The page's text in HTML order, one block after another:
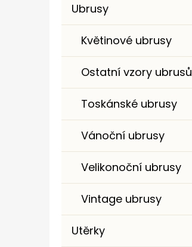
Ubrusy
Květinové ubrusy
Ostatní vzory ubrusů
Toskánské ubrusy
Vánoční ubrusy
Velikonoční ubrusy
Vintage ubrusy
Utěrky